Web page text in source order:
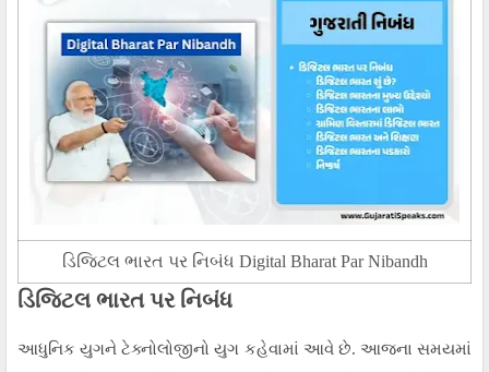
ડિજિટલ ભારત પર નિબંધ Digital Bharat Par Nibandh
ડિજિટલ ભારત પર નિબંધ
આધુનિક યુગને ટેક્નોલોજીનો યુગ કહેવામાં આવે છે. આજના સમયમાં